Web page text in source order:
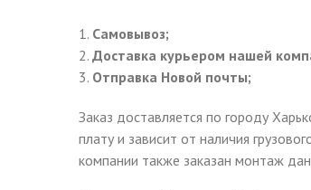
Самовывоз;
Доставка курьером нашей
Отправка Новой почты;
Заказ доставляется по городу
плату и зависит от наличия
компании также заказан монтаж